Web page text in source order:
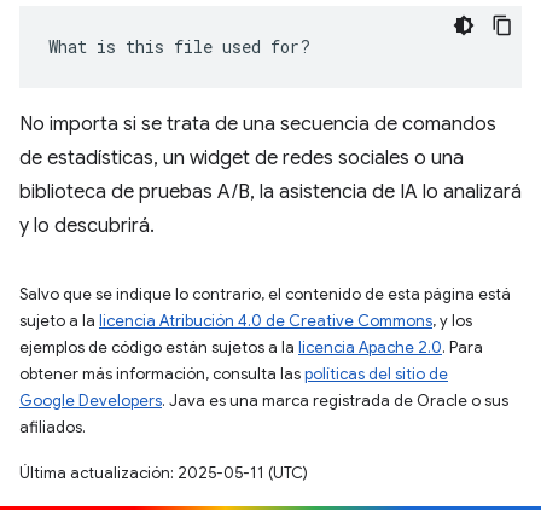
What is this file used for?
No importa si se trata de una secuencia de comandos
de estadísticas, un widget de redes sociales o una
biblioteca de pruebas A/B, la asistencia de IA lo analizará
y lo descubrirá.
Salvo que se indique lo contrario, el contenido de esta página está
sujeto a la licencia Atribución 4.0 de Creative Commons, y los
ejemplos de código están sujetos a la licencia Apache 2.0. Para
obtener más información, consulta laspolíticas del sitio de
Google Developers. Java es una marca registrada de Oracle o sus
afiliados.
Última actualización: 2025-05-11 (UTC)